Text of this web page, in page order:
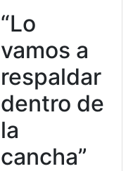
“Lo
vamos a
respaldar
dentro de
la
cancha”